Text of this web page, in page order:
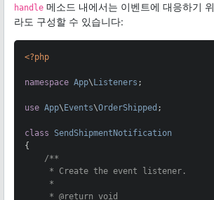
handle 메소드 내에서는 이벤트에 대응하기
라도 구성할 수 있습니다:
<?php
namespace App\ Listeners ;
use App\ Events\OrderShipped ;
class
SendShipmentNotification
{
/**
     * Create the event listener.
     *
     *
@return void